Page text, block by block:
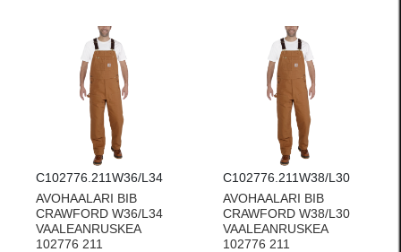
C102776.211W36/L34
AVOHAALARI BIB
CRAWFORD W36/L34
VAALEANRUSKEA
102776 211
C102776.211W38/L30
AVOHAALARI BIB
CRAWFORD W38/L30
VAALEANRUSKEA
102776 211